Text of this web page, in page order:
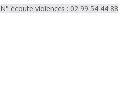
N° écoute violences : 02 99 54 44 88